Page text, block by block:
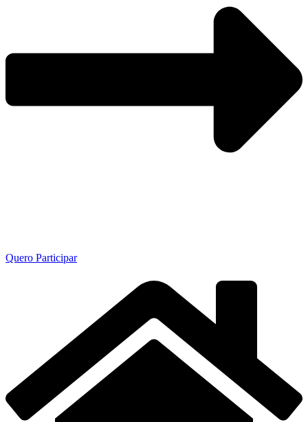
Quero Participar